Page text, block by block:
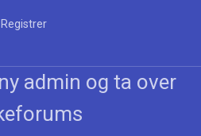
Registrer
admin og ta over